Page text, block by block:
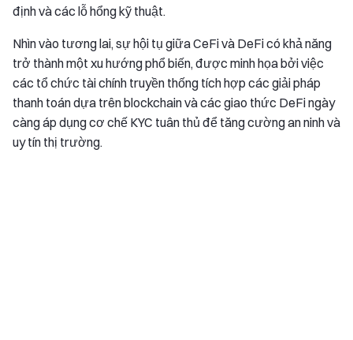
định và các lỗ hổng kỹ thuật.
Nhìn vào tương lai, sự hội tụ giữa CeFi và DeFi có khả năng
trở thành một xu hướng phổ biến, được minh họa bởi việc
các tổ chức tài chính truyền thống tích hợp các giải pháp
thanh toán dựa trên blockchain và các giao thức DeFi ngày
càng áp dụng cơ chế KYC tuân thủ để tăng cường an ninh và
uy tín thị trường.